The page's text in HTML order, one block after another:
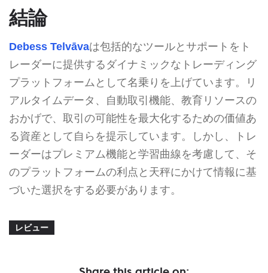
結論
Debess Telvāvaは包括的なツールとサポートをト
レーダーに提供するダイナミックなトレーディング
プラットフォームとして名乗りを上げています。リ
アルタイムデータ、自動取引機能、教育リソースの
おかげで、取引の可能性を最大化するための価値あ
る資産として自らを提示しています。しかし、トレ
ーダーはプレミアム機能と学習曲線を考慮して、そ
のプラットフォームの利点と天秤にかけて情報に基
づいた選択をする必要があります。
レビュー